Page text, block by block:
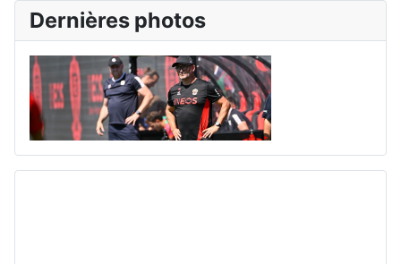
Dernières photos